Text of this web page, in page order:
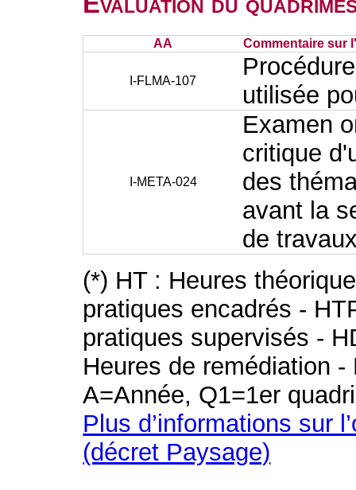
AA Commentaire sur
I-FLMA-107
utilisée
I-META-024
Examen
critique
des
avant la
de
(*) HT : Heures
pratiques encadrés -
pratiques supervisés -
Heures de remédiation
A=Année, Q1=1er
Plus d’informations sur
(décret Paysage)